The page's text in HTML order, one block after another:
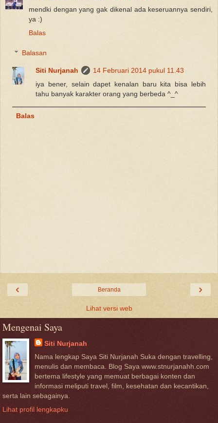
mendki dengan yang gak dikenal ada keseruannya sendiri,
ya :)
Balas
Balasan
Siti Nurjanah
14 Februari 2014 pukul 11.43
iya bener, selain dapet kenalan baru kita bisa lebih
tahu banyak karakter orang yang berbeda ^_^
Balas
‹ ›
Beranda
Lihat versi web
Mengenai Saya
Siti Nurjanah
Nama lengkap Saya Siti Nurjanah Suka dengan travelling,
menulis dan membaca. Blog Saya www.stnurjanahh.com
bertema lifestyle yang memuat berbagai konten dan
informasi meliputi travel, film, kesehatan dan kecantikan,
serta lain sebagainya.
Lihat profil lengkapku